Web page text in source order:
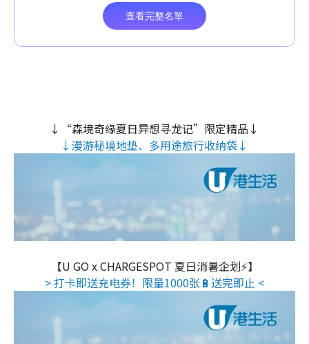
↓“森境奇缘夏日异想寻龙记”限定精品↓
↓漫游秘境地垫、多用途旅行收纳袋↓
【U GO x CHARGESPOT 夏日消暑企划⚡】
> 打卡即送充电券！限量1000张🔋送完即止 <